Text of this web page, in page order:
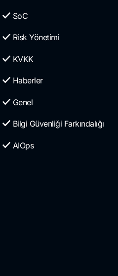
SoC
Risk Yönetimi
KVKK
Haberler
Genel
Bilgi Güvenliği Farkındalığı
AIOps